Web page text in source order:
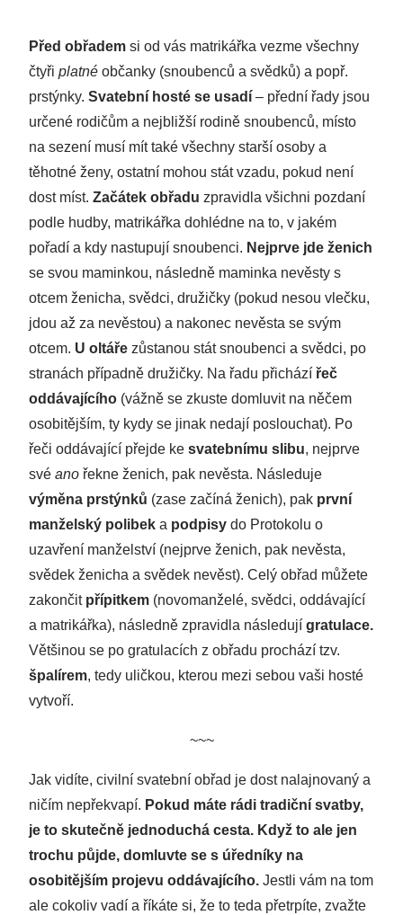
Před obřadem si od vás matrikářka vezme všechny
čtyři platné občanky (snoubenců a svědků) a popř.
prstýnky. Svatební hosté se usadí – přední řady jsou
určené rodičům a nejbližší rodině snoubenců, místo
na sezení musí mít také všechny starší osoby a
těhotné ženy, ostatní mohou stát vzadu, pokud není
dost míst. Začátek obřadu zpravidla všichni pozdaní
podle hudby, matrikářka dohlédne na to, v jakém
pořadí a kdy nastupují snoubenci. Nejprve jde ženich
se svou maminkou, následně maminka nevěsty s
otcem ženicha, svědci, družičky (pokud nesou vlečku,
jdou až za nevěstou) a nakonec nevěsta se svým
otcem. U oltáře zůstanou stát snoubenci a svědci, po
stranách případně družičky. Na řadu přichází řeč
oddávajícího (vážně se zkuste domluvit na něčem
osobitějším, ty kydy se jinak nedají poslouchat). Po
řeči oddávající přejde ke svatebnímu slibu, nejprve
své ano řekne ženich, pak nevěsta. Následuje
výměna prstýnků (zase začíná ženich), pak první
manželský polibek a podpisy do Protokolu o
uzavření manželství (nejprve ženich, pak nevěsta,
svědek ženicha a svědek nevěst). Celý obřad můžete
zakončit přípitkem (novomanželé, svědci, oddávající
a matrikářka), následně zpravidla následují gratulace.
Většinou se po gratulacích z obřadu prochází tzv.
špalírem, tedy uličkou, kterou mezi sebou vaši hosté
vytvoří.
~~~
Jak vidíte, civilní svatební obřad je dost nalajnovaný a
ničím nepřekvapí. Pokud máte rádi tradiční svatby,
je to skutečně jednoduchá cesta. Když to ale jen
trochu půjde, domluvte se s úředníky na
osobitějším projevu oddávajícího. Jestli vám na tom
ale cokoliv vadí a říkáte si, že to teda přetrpíte, zvažte